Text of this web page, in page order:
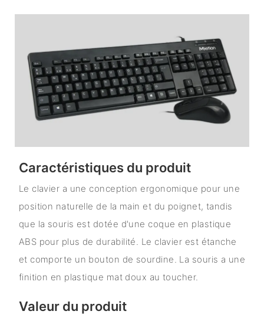
Caractéristiques du produit
Le clavier a une conception ergonomique pour une
position naturelle de la main et du poignet, tandis
que la souris est dotée d'une coque en plastique
ABS pour plus de durabilité. Le clavier est étanche
et comporte un bouton de sourdine. La souris a une
finition en plastique mat doux au toucher.
Valeur du produit